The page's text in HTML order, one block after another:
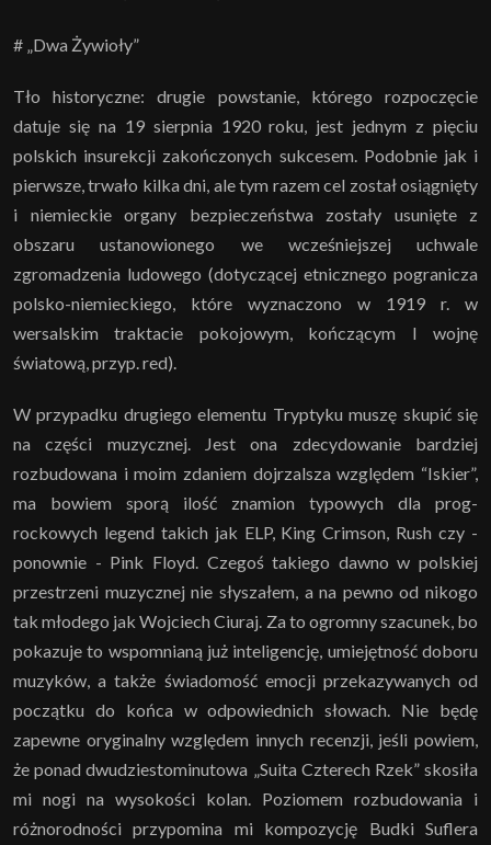
# „Dwa Żywioły”
Tło historyczne: drugie powstanie, którego rozpoczęcie
datuje się na 19 sierpnia 1920 roku, jest jednym z pięciu
polskich insurekcji zakończonych sukcesem. Podobnie jak i
pierwsze, trwało kilka dni, ale tym razem cel został osiągnięty
i niemieckie organy bezpieczeństwa zostały usunięte z
obszaru ustanowionego we wcześniejszej uchwale
zgromadzenia ludowego (dotyczącej etnicznego pogranicza
polsko-niemieckiego, które wyznaczono w 1919 r. w
wersalskim traktacie pokojowym, kończącym I wojnę
światową, przyp. red).
W przypadku drugiego elementu Tryptyku muszę skupić się
na części muzycznej. Jest ona zdecydowanie bardziej
rozbudowana i moim zdaniem dojrzalsza względem “Iskier”,
ma bowiem sporą ilość znamion typowych dla prog-
rockowych legend takich jak ELP, King Crimson, Rush czy -
ponownie - Pink Floyd. Czegoś takiego dawno w polskiej
przestrzeni muzycznej nie słyszałem, a na pewno od nikogo
tak młodego jak Wojciech Ciuraj. Za to ogromny szacunek, bo
pokazuje to wspomnianą już inteligencję, umiejętność doboru
muzyków, a także świadomość emocji przekazywanych od
początku do końca w odpowiednich słowach. Nie będę
zapewne oryginalny względem innych recenzji, jeśli powiem,
że ponad dwudziestominutowa „Suita Czterech Rzek” skosiła
mi nogi na wysokości kolan. Poziomem rozbudowania i
różnorodności przypomina mi kompozycję Budki Suflera